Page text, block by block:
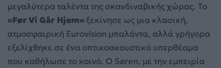
μεγαλύτερα ταλέντα της σκανδιναβικής χώρας. Το
«Før Vi Går Hjem» ξεκίνησε ως μια κλασική,
ατμοσφαιρική Eurovision μπαλάντα, αλλά γρήγορα
εξελίχθηκε σε ένα οπτικοακουστικό υπερθέαμα
που καθήλωσε το κοινό. Ο Søren, με την εμπειρία